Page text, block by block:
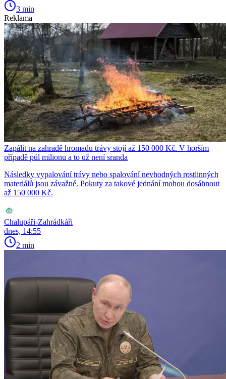
3 min
Reklama
Zapálit na zahradě hromadu trávy stojí až 150 000 Kč. V horším
případě půl milionu a to už není sranda
Následky vypalování trávy nebo spalování nevhodných rostlinných
materiálů jsou závažné. Pokuty za takové jednání mohou dosáhnout
až 150 000 Kč.
Chalupáři-Zahrádkáři
dnes, 14:55
2 min